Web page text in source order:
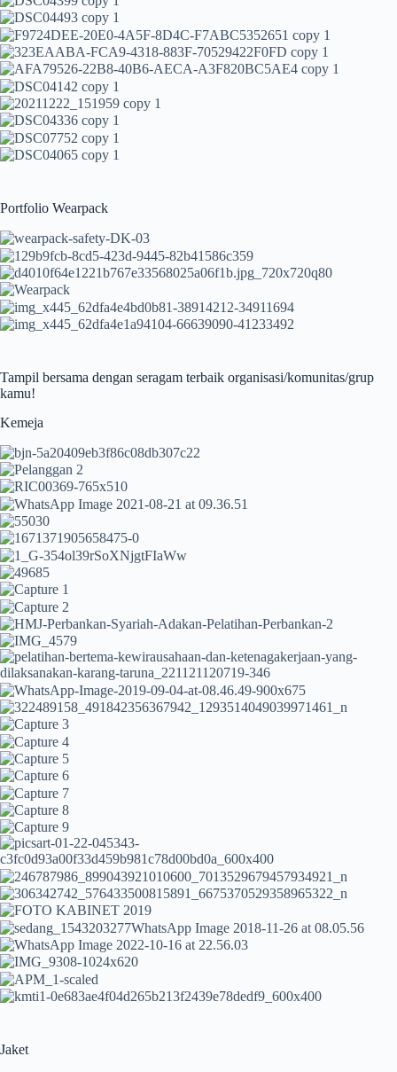
Portfolio Wearpack
Tampil bersama dengan seragam terbaik organisasi/komunitas/grup
kamu!
Kemeja
Jaket